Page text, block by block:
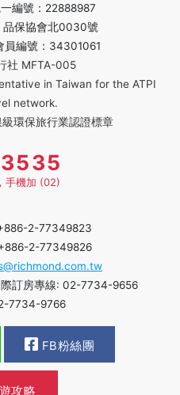
編號：22888987
保協會北0030號
員編號：34301061
社 MFTA-005
in Taiwan for the ATPI
network.
環保旅行業認證標章
手機加 (02)
2-77349823
2-77349826
訂房專線: 02-7734-9656
7734-9766
FB粉絲團
攻略